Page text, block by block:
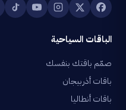
الباقات السياحية
صمّم باقتك بنفسك
باقات أذربيجان
باقات أنطاليا